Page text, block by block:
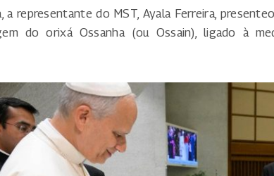
a representante do MST, Ayala Ferreira,
do orixá Ossanha (ou Ossain), ligado à